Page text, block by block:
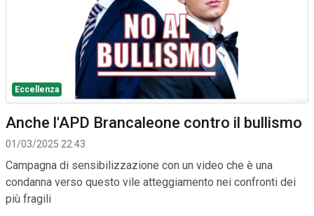
Eccellenza
Anche l'APD Brancaleone contro il bullismo
01/03/2025 22:43
Campagna di sensibilizzazione con un video che è una
condanna verso questo vile atteggiamento nei confronti dei
più fragili